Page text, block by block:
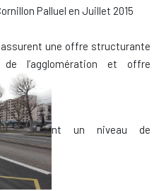
Palluel en Juillet 2015
une offre structurante
l’agglomération et offre
nt un niveau de